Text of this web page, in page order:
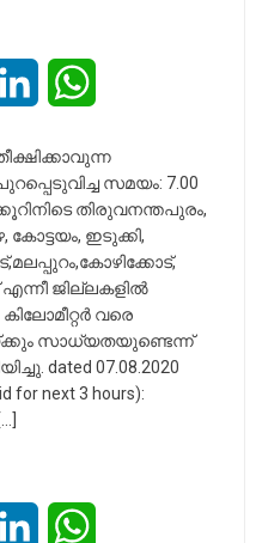
LinkedIn
സമയം: 7.00
തിരുവനന്തപുരം,
ഇടുക്കി,
ജില്ലകളിൽ
വരെ
സാധ്യതയുണ്ടെന്ന്
dated 07.08.2020
for next 3 hours):
LinkedIn